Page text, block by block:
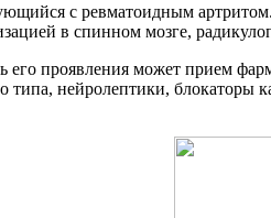
с ревматоидным
в спинном мозге,
проявления может прием
типа, нейролептики,